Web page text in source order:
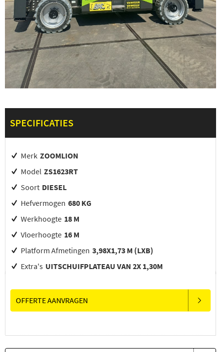
SPECIFICATIES
Merk ZOOMLION
Model ZS1623RT
Soort DIESEL
Hefvermogen 680 KG
Werkhoogte 18 M
Vloerhoogte 16 M
Platform Afmetingen 3,98X1,73 M (LXB)
Extra's UITSCHUIFPLATEAU VAN 2X 1,30M
OFFERTE AANVRAGEN